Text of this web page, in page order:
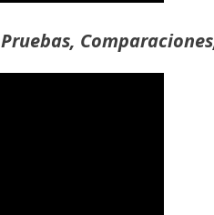
Pruebas,